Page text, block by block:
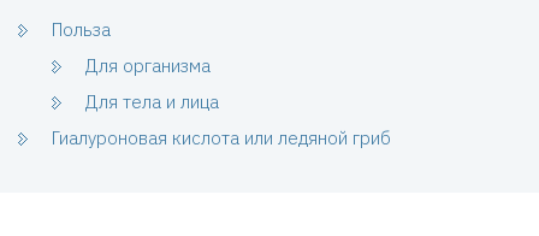
Польза
Для организма
Для тела и лица
Гиалуроновая кислота или ледяной гриб